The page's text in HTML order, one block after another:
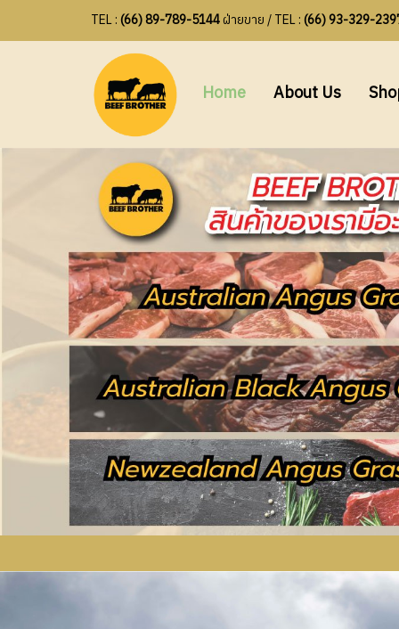
TEL :(66) 89-789-5144ฝ่ายขาย / TEL :(66) 93-329-
Home About Us